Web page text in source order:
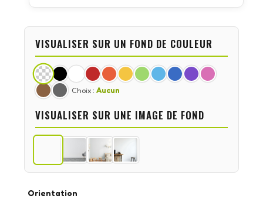
Orientation
VISUALISER SUR UN FOND DE COULEUR
Choix : Aucun
VISUALISER SUR UNE IMAGE DE FOND